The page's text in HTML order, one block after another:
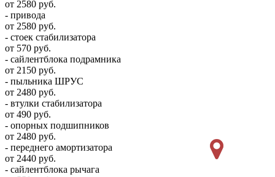
от 2580 руб.
- привода
от 2580 руб.
- стоек стабилизатора
от 570 руб.
- сайлентблока подрамника
от 2150 руб.
- пыльника ШРУС
от 2480 руб.
- втулки стабилизатора
от 490 руб.
- опорных подшипников
от 2480 руб.
- переднего амортизатора
от 2440 руб.
- сайлентблока рычага